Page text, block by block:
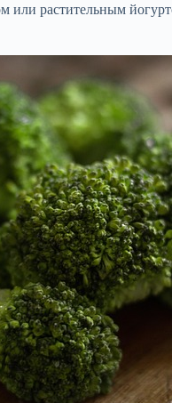
или растительным